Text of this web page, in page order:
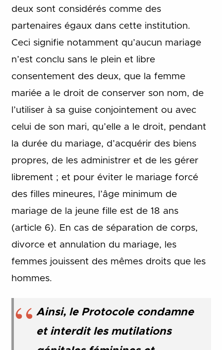
deux sont considérés comme des
partenaires égaux dans cette institution.
Ceci signifie notamment qu’aucun mariage
n’est conclu sans le plein et libre
consentement des deux, que la femme
mariée a le droit de conserver son nom, de
l’utiliser à sa guise conjointement ou avec
celui de son mari, qu’elle a le droit, pendant
la durée du mariage, d’acquérir des biens
propres, de les administrer et de les gérer
librement ; et pour éviter le mariage forcé
des filles mineures, l’âge minimum de
mariage de la jeune fille est de 18 ans
(article 6). En cas de séparation de corps,
divorce et annulation du mariage, les
femmes jouissent des mêmes droits que les
hommes.
Ainsi, le Protocole condamne
et interdit les mutilations